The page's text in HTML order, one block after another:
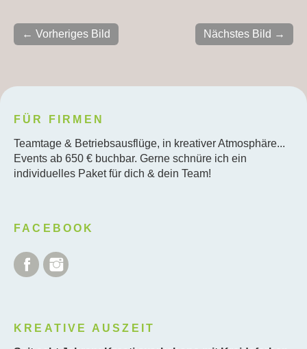
← Vorheriges Bild Nächstes Bild →
FÜR FIRMEN
Teamtage & Betriebsausflüge, in kreativer Atmosphäre...
Events ab 650 € buchbar. Gerne schnüre ich ein
individuelles Paket für dich & dein Team!
FACEBOOK
Facebook
KREATIVE AUSZEIT